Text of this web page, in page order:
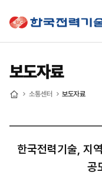
보도자료
소통센터 보도자료
한국전력기술, 지
공